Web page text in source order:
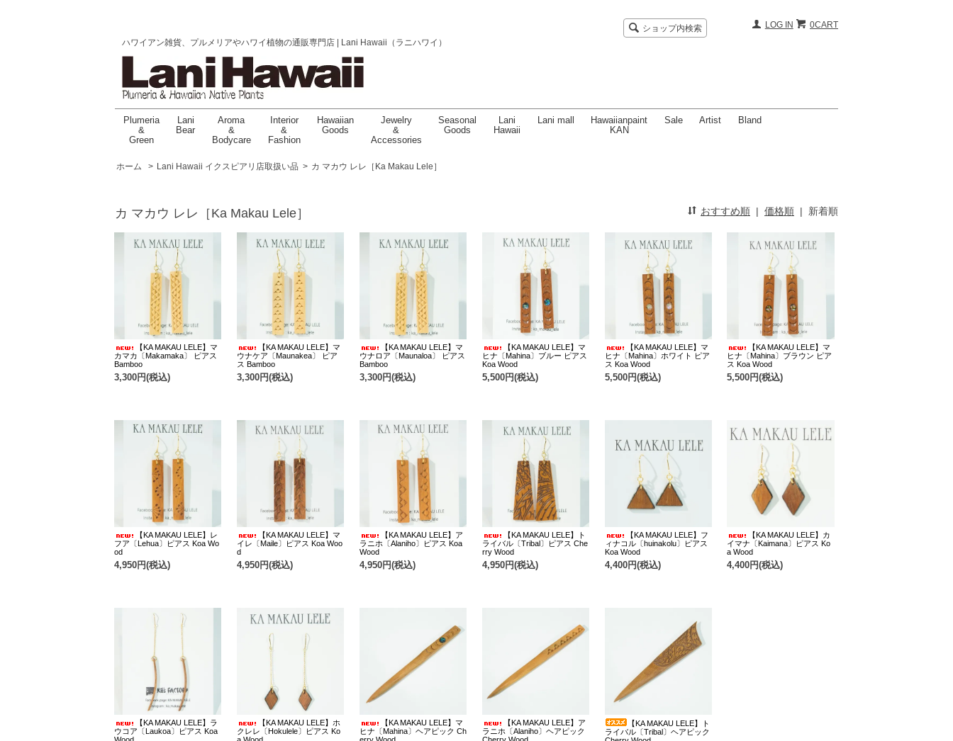
ハワイアン雑貨、プルメリアやハワイ植物の通販専門店 | Lani Hawaii（ラニハワイ）
ショップ内検索 0CART
LOG IN
Plumeria
&
Green
Lani
Bear
Aroma
&
Bodycare
Interior
&
Fashion
Hawaiian
Goods
Jewelry
&
Accessories
Seasonal
Goods
Lani
Hawaii
Lani mall
Hawaiianpaint
KAN
Sale Artist Bland
ホーム > Lani Hawaii イクスピアリ店取扱い品 > カ マカウ レレ［Ka Makau Lele］
カ マカウ レレ［Ka Makau Lele］ おすすめ順 | 価格順 | 新着順
【KA MAKAU LELE】マ
カマカ〔Makamaka〕 ピアス
Bamboo
3,300円(税込)
【KA MAKAU LELE】マ
ウナケア〔Maunakea〕 ピア
ス Bamboo
3,300円(税込)
【KA MAKAU LELE】マ
ウナロア〔Maunaloa〕 ピアス
Bamboo
3,300円(税込)
【KA MAKAU LELE】マ
ヒナ〔Mahina〕ブルー ピアス
Koa Wood
5,500円(税込)
【KA MAKAU LELE】マ
ヒナ〔Mahina〕ホワイト ピア
ス Koa Wood
5,500円(税込)
【KA MAKAU LELE】マ
ヒナ〔Mahina〕ブラウン ピア
ス Koa Wood
5,500円(税込)
【KA MAKAU LELE】レ
フア〔Lehua〕ピアス Koa Wo
od
4,950円(税込)
【KA MAKAU LELE】マ
イレ〔Maile〕ピアス Koa Woo
d
4,950円(税込)
【KA MAKAU LELE】ア
ラニホ〔Alaniho〕ピアス Koa
Wood
4,950円(税込)
【KA MAKAU LELE】ト
ライバル〔Tribal〕ピアス Che
rry Wood
4,950円(税込)
【KA MAKAU LELE】フ
ィナコル〔huinakolu〕ピアス
Koa Wood
4,400円(税込)
【KA MAKAU LELE】カ
イマナ〔Kaimana〕ピアス Ko
a Wood
4,400円(税込)
【KA MAKAU LELE】ラ
ウコア〔Laukoa〕ピアス Koa
【KA MAKAU LELE】ホ
クレレ〔Hokulele〕ピアス Ko
【KA MAKAU LELE】マ
ヒナ〔Mahina〕ヘアピック Ch
【KA MAKAU LELE】ア
ラニホ〔Alaniho〕ヘアピック
【KA MAKAU LELE】ト
ライバル〔Tribal〕ヘアピック